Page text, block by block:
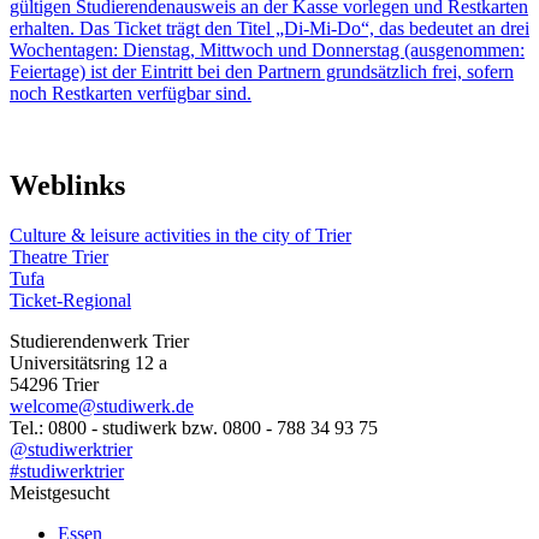
gültigen Studierendenausweis an der Kasse vorlegen und Restkarten
erhalten. Das Ticket trägt den Titel „Di-Mi-Do“, das bedeutet an drei
Wochentagen: Dienstag, Mittwoch und Donnerstag (ausgenommen:
Feiertage) ist der Eintritt bei den Partnern grundsätzlich frei, sofern
noch Restkarten verfügbar sind.
Weblinks
Culture & leisure activities in the city of Trier
Theatre Trier
Tufa
Ticket-Regional
Studierendenwerk Trier
Universitätsring 12 a
54296 Trier
welcome@studiwerk.de
Tel.: 0800 - studiwerk bzw. 0800 - 788 34 93 75
@studiwerktrier
#studiwerktrier
Meistgesucht
Essen